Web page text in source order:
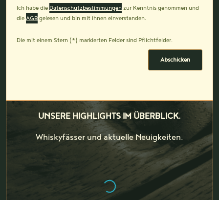
Ich habe die Datenschutzbestimmungen zur Kenntnis genommen und
die AGB gelesen und bin mit ihnen einverstanden.
Die mit einem Stern (*) markierten Felder sind Pflichtfelder.
Abschicken
UNSERE HIGHLIGHTS IM ÜBERBLICK.
Whiskyfässer und aktuelle Neuigkeiten.